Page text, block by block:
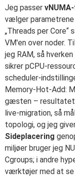
Jeg passer
vælger parametrene
„Threads per Core“
VM'en over noder.
jeg RAM, så
sikrer pCPU-
scheduler-
Memory-Hot-Add:
gæsten – resultatet
live-migration, så
topologi, og jeg
Sideplacering
miljøer bruger jeg
Cgroups; i andre
værktøjer med at se